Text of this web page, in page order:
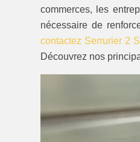
commerces, les
nécessaire de
contactez Serrurier 2
Découvrez nos